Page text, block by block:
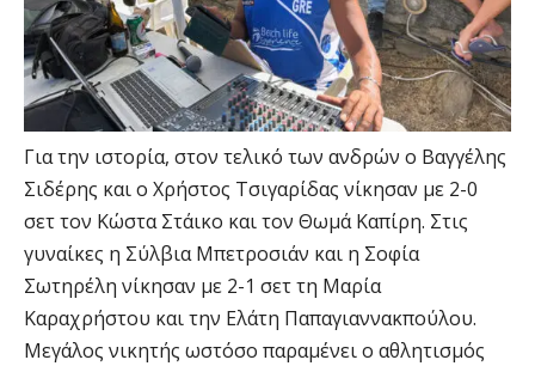
Για την ιστορία, στον τελικό των ανδρών ο Βαγγέλης
Σιδέρης και ο Χρήστος Τσιγαρίδας νίκησαν με 2-0
σετ τον Κώστα Στάικο και τον Θωμά Καπίρη. Στις
γυναίκες η Σύλβια Μπετροσιάν και η Σοφία
Σωτηρέλη νίκησαν με 2-1 σετ τη Μαρία
Καραχρήστου και την Ελάτη Παπαγιαννακπούλου.
Μεγάλος νικητής ωστόσο παραμένει ο αθλητισμός